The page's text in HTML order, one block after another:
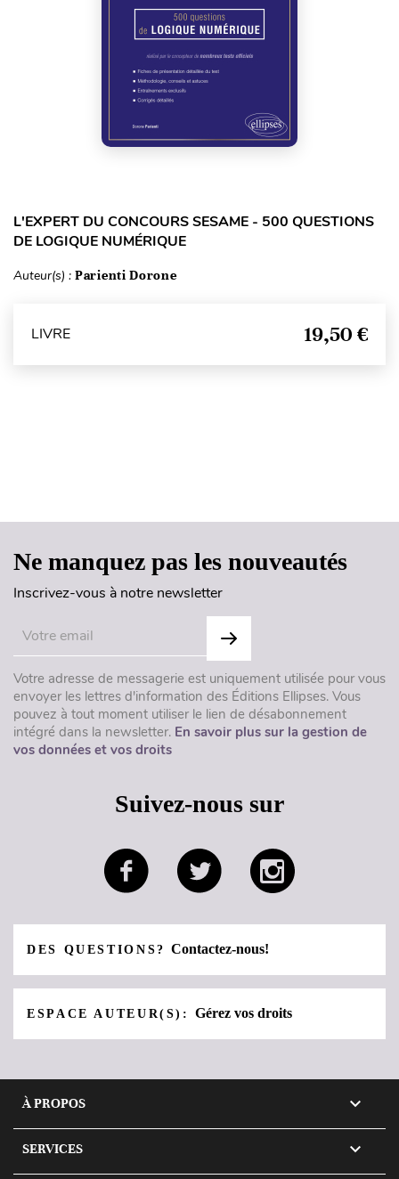
L'EXPERT DU CONCOURS SESAME - 500 QUESTIONS
DE LOGIQUE NUMÉRIQUE
Auteur(s) : Parienti Dorone
LIVRE 19,50 €
Ne manquez pas les nouveautés
Inscrivez-vous à notre newsletter
Votre adresse de messagerie est uniquement utilisée pour vous
envoyer les lettres d'information des Éditions Ellipses. Vous
pouvez à tout moment utiliser le lien de désabonnement
intégré dans la newsletter. En savoir plus sur la gestion de
vos données et vos droits
Suivez-nous sur
DES QUESTIONS?Contactez-nous!
ESPACE AUTEUR(S):Gérez vos droits
À PROPOS 
SERVICES 